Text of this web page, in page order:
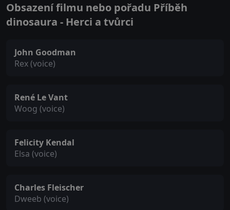
Obsazení filmu nebo pořadu Příběh
dinosaura - Herci a tvůrci
John Goodman
Rex (voice)
René Le Vant
Woog (voice)
Felicity Kendal
Elsa (voice)
Charles Fleischer
Dweeb (voice)